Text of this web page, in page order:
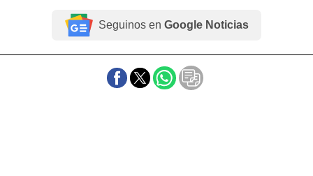
Seguinos en Google Noticias